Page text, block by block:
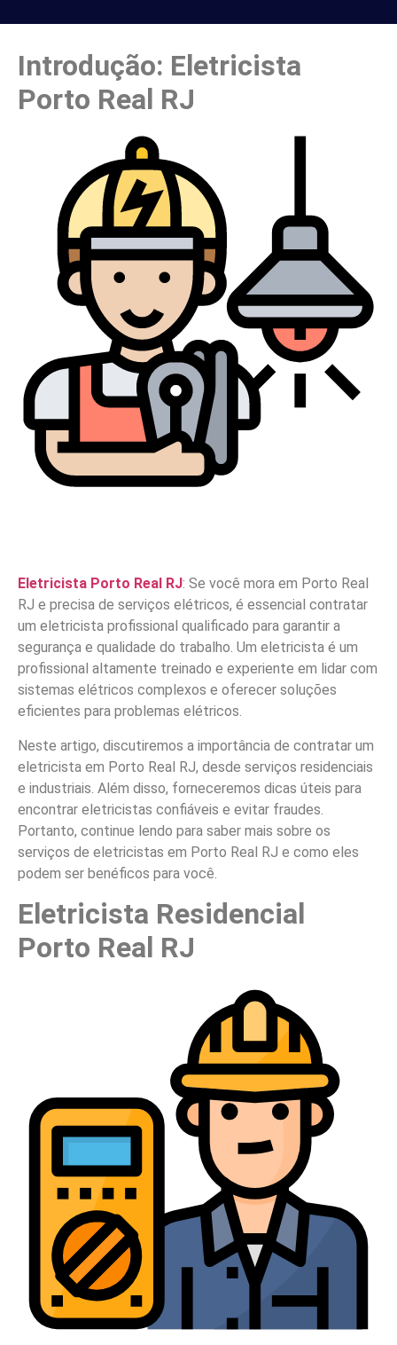
Introdução: Eletricista
Porto Real RJ
Eletricista Porto Real RJ: Se você mora em Porto Real
RJ e precisa de serviços elétricos, é essencial contratar
um eletricista profissional qualificado para garantir a
segurança e qualidade do trabalho. Um eletricista é um
profissional altamente treinado e experiente em lidar com
sistemas elétricos complexos e oferecer soluções
eficientes para problemas elétricos.
Neste artigo, discutiremos a importância de contratar um
eletricista em Porto Real RJ, desde serviços residenciais
e industriais. Além disso, forneceremos dicas úteis para
encontrar eletricistas confiáveis e evitar fraudes.
Portanto, continue lendo para saber mais sobre os
serviços de eletricistas em Porto Real RJ e como eles
podem ser benéficos para você.
Eletricista Residencial
Porto Real RJ